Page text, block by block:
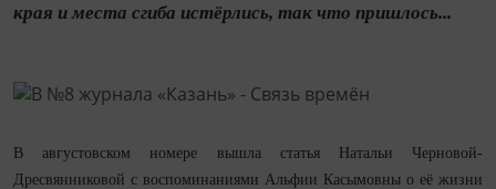
края и места сгиба истёрлись, так что пришлось...
В августовском номере вышла статья Натальи Черновой-
Дресвянниковой с воспоминаниями Альфии Касымовны о её жизни